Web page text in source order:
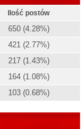
Ilość postów
650 (4.28%)
421 (2.77%)
217 (1.43%)
164 (1.08%)
103 (0.68%)